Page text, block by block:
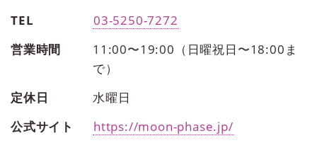
TEL
03-5250-7272
営業時間
11:00〜19:00（日曜祝日〜18:00ま
で）
定休日
水曜日
公式サイト
https://moon-phase.jp/